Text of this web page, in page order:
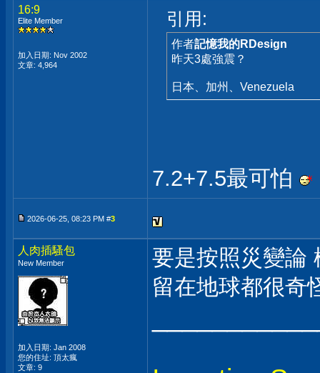
16:9
Elite Member
加入日期: Nov 2002
文章: 4,964
引用:
作者記憶我的RDesign
昨天3處強震？
日本、加州、Venezuela
7.2+7.5最可怕
2026-06-25, 08:23 PM #3
人肉插騷包
New Member
加入日期: Jan 2008
您的住址: 頂太瘋
文章: 9
要是按照災變論
留在地球都很奇